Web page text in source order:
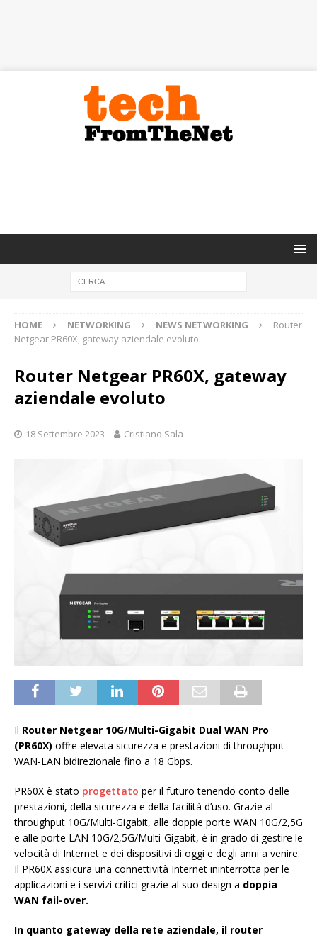
HOME NETWORKING NEWS NETWORKING
Router
Netgear PR60X, gateway aziendale evoluto
Router Netgear PR60X, gateway
aziendale evoluto
18 Settembre 2023 Cristiano Sala
Il Router Netgear 10G/Multi-Gigabit Dual WAN Pro
(PR60X) offre elevata sicurezza e prestazioni di throughput
WAN-LAN bidirezionale fino a 18 Gbps.
PR60X è stato progettato per il futuro tenendo conto delle
prestazioni, della sicurezza e della facilità d’uso. Grazie al
throughput 10G/Multi-Gigabit, alle doppie porte WAN 10G/2,5G
e alle porte LAN 10G/2,5G/Multi-Gigabit, è in grado di gestire le
velocità di Internet e dei dispositivi di oggi e degli anni a venire.
Il PR60X assicura una connettività Internet ininterrotta per le
applicazioni e i servizi critici grazie al suo design a doppia
WAN fail-over.
In quanto gateway della rete aziendale, il router